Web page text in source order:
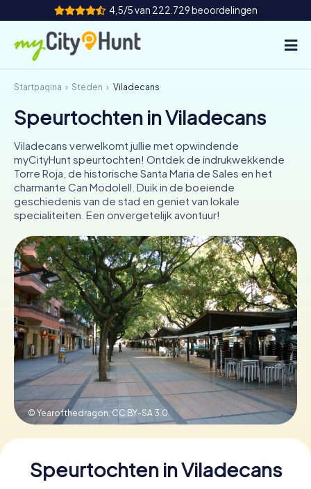
4,5/5 van 222.729 beoordelingen
Hoe het werkt
Steden
Tours
Teamevenement
Tickets
INT AT CH
DE
ES
FR UK
IE
IT
NL
Boek tickets
Koop cadeaubonnen
Startpagina Steden Viladecans
Speurtochten in Viladecans
Viladecans verwelkomt jullie met opwindende
myCityHunt speurtochten! Ontdek de indrukwekkende
Torre Roja, de historische Santa Maria de Sales en het
charmante Can Modolell. Duik in de boeiende
geschiedenis van de stad en geniet van lokale
specialiteiten. Een onvergetelijk avontuur!
© Yearofthedragon, CC BY-SA 3.0
Speurtochten in Viladecans